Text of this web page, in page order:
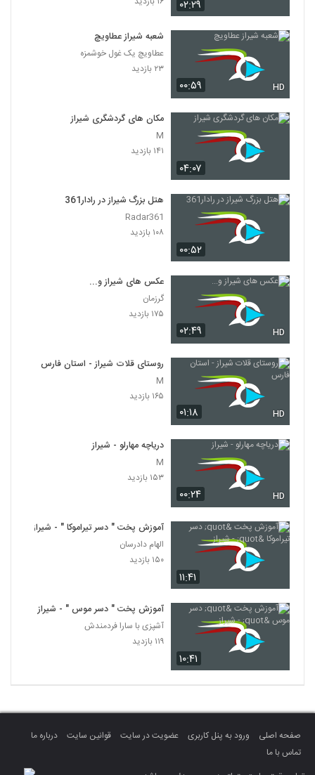
۰۲:۲۹
۰۰:۵۹ HD
شعبه شیراز عطاویچ
عطاویچ یک غول خوشمزه
۲۳ بازدید
۰۴:۰۷
مکان های گردشگری شیراز
M
۱۴۱ بازدید
۰۰:۵۲
هتل بزرگ شیراز در رادار361
Radar361
۱۰۸ بازدید
۰۲:۴۹ HD
عکس های شیراز و...
گرزمان
۱۷۵ بازدید
۰۱:۱۸ HD
روستای قلات شیراز - استان فارس
M
۱۶۵ بازدید
۰۰:۲۴ HD
دریاچه مهارلو - شیراز
M
۱۵۳ بازدید
۱۱:۴۱
آموزش پخت " دسر تیراموکا " - شیراز
الهام دادرسان
۱۵۰ بازدید
۱۰:۴۱
آموزش پخت " دسر موس " - شیراز
آشپزی با سارا فردمندش
۱۱۹ بازدید
صفحه اصلی ورود به پنل کاربری عضویت در سایت قوانین سایت
درباره ما
تماس با ما